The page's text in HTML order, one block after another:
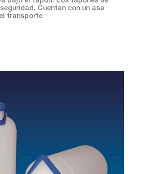
Cuentan con un asa
transporte